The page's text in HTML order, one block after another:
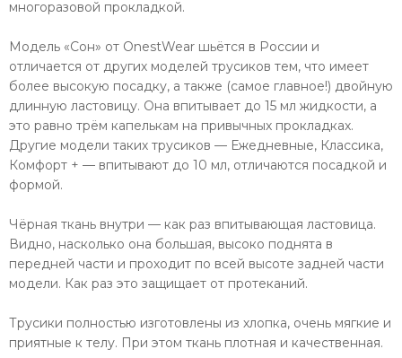
многоразовой прокладкой.
Модель «Сон» от OnestWear шьётся в России и
отличается от других моделей трусиков тем, что имеет
более высокую посадку, а также (самое главное!) двойную
длинную ластовицу. Она впитывает до 15 мл жидкости, а
это равно трём капелькам на привычных прокладках.
Другие модели таких трусиков — Ежедневные, Классика,
Комфорт + — впитывают до 10 мл, отличаются посадкой и
формой.
Чёрная ткань внутри — как раз впитывающая ластовица.
Видно, насколько она большая, высоко поднята в
передней части и проходит по всей высоте задней части
модели. Как раз это защищает от протеканий.
Трусики полностью изготовлены из хлопка, очень мягкие и
приятные к телу. При этом ткань плотная и качественная.